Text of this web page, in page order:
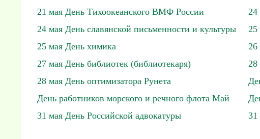
21 мая День Тихоокеанского ВМФ России
24
24 мая День славянской письменности и культуры
25
25 мая День химика
26
27 мая День библиотек (библиотекаря)
28
28 мая День оптимизатора Рунета
День работников морского и речного флота Май
31 мая День Российской адвокатуры
31